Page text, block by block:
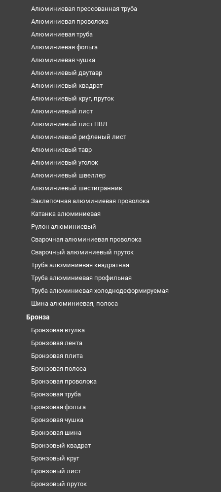
Алюминиевая прессованная труба
Алюминиевая проволока
Алюминиевая труба
Алюминиевая фольга
Алюминиевая чушка
Алюминиевый двутавр
Алюминиевый квадрат
Алюминиевый круг, пруток
Алюминиевый лист
Алюминиевый лист ПВЛ
Алюминиевый рифленый лист
Алюминиевый тавр
Алюминиевый уголок
Алюминиевый швеллер
Алюминиевый шестигранник
Заклепочная алюминиевая проволока
Катанка алюминиевая
Рулон алюминиевый
Сварочная алюминиевая проволока
Сварочный алюминиевый пруток
Труба алюминиевая квадратная
Труба алюминиевая профильная
Труба алюминиевая холоднодеформируемая
Шина алюминиевая, полоса
Бронза
Бронзовая втулка
Бронзовая лента
Бронзовая плита
Бронзовая полоса
Бронзовая проволока
Бронзовая труба
Бронзовая фольга
Бронзовая чушка
Бронзовая шина
Бронзовый квадрат
Бронзовый круг
Бронзовый лист
Бронзовый пруток